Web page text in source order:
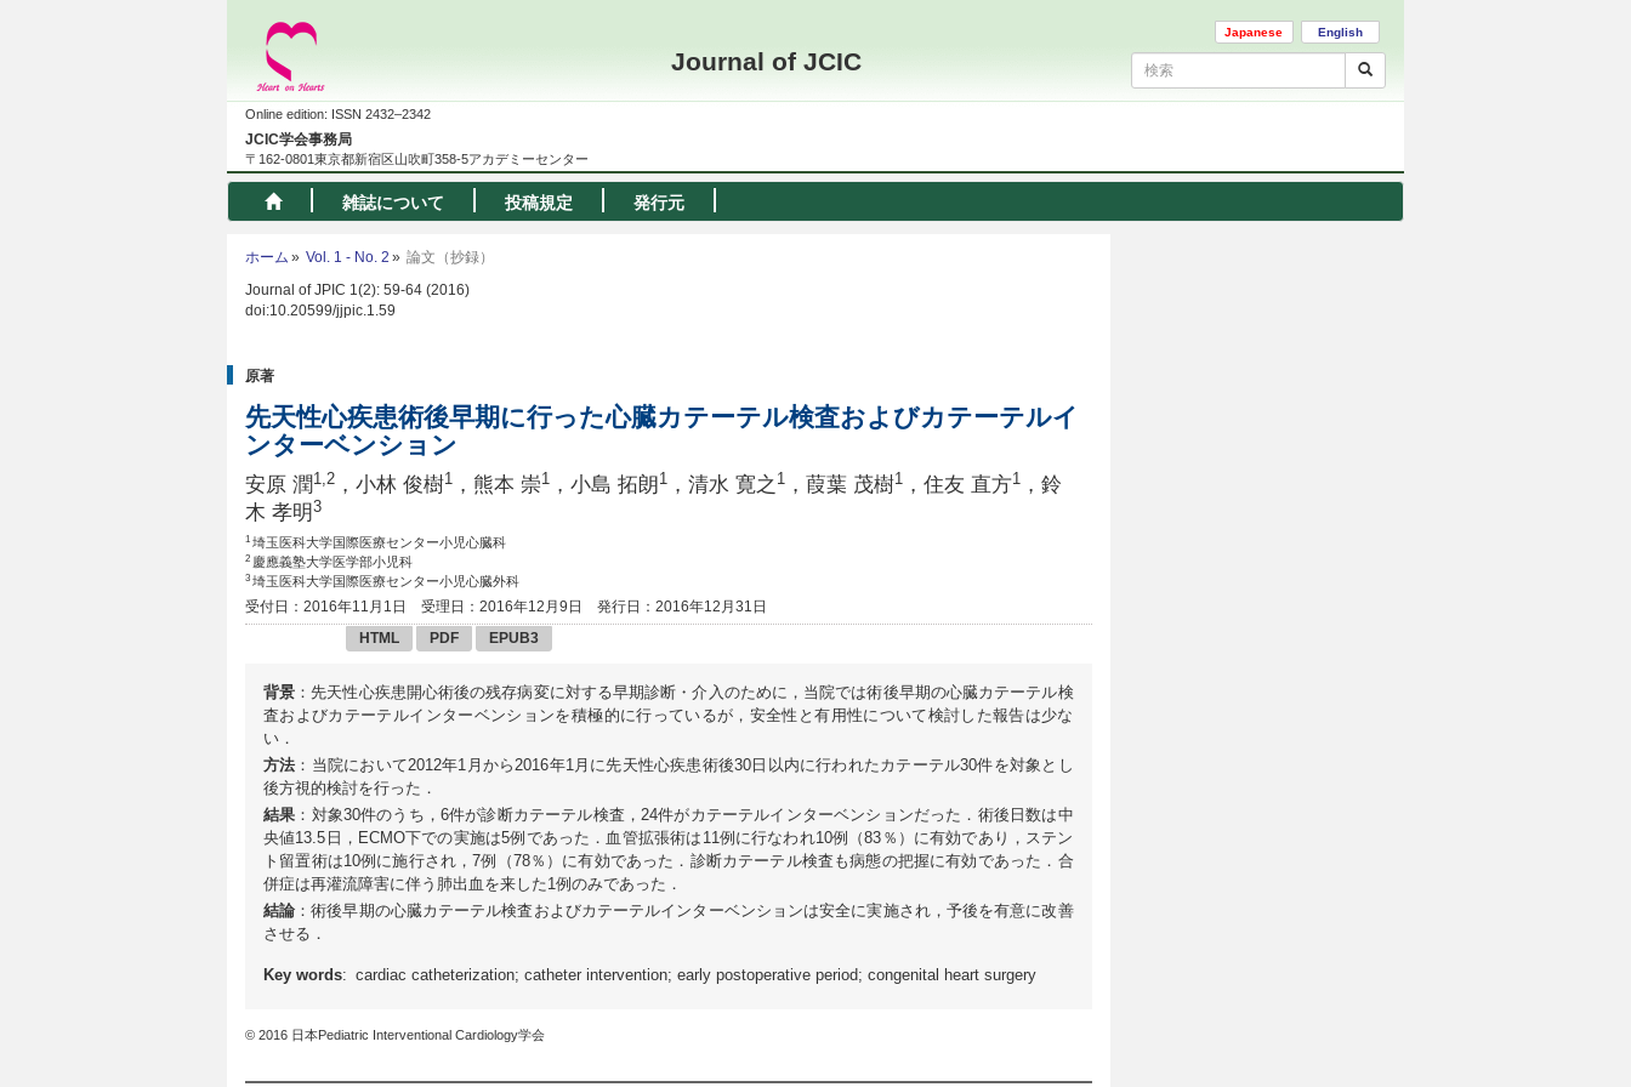
Journal of JCIC
Japanese English
Online edition: ISSN 2432–2342
JCIC学会事務局
〒162-0801東京都新宿区山吹町358-5アカデミーセンター
雑誌について 投稿規定 発行元
ホーム Vol. 1 - No. 2
論文（抄録）
Journal of JPIC 1(2): 59-64 (2016)
doi:10.20599/jjpic.1.59
原著
先天性心疾患術後早期に行った心臓カテーテル検査およびカテーテルイ
ンターベンション
安原 潤 1,2 ，小林 俊樹1 ，熊本 崇1 ，小島 拓朗1 ，清水 寛之 1 ，葭葉 茂樹1 ，住友 直方1
，鈴
木 孝明3
1 埼玉医科大学国際医療センター小児心臓科
2 慶應義塾大学医学部小児科
3 埼玉医科大学国際医療センター小児心臓外科
受付日：2016年11月1日 受理日：2016年12月9日
発行日：2016年12月31日
HTML
PDF EPUB3
背景 ：先天性心疾患開心術後の残存病変に対する早期診断・介入のために，当院では術後早期の心臓カテーテル検
査およびカテーテルインターベンションを積極的に行っているが，安全性と有用性について検討した報告は少な
い．
方法 ：当院において2012年1月から2016年1月に先天性心疾患術後30日以内に行われたカテーテル30件を対象とし
後方視的検討を行った．
結果 ：対象30件のうち，6件が診断カテーテル検査，24件がカテーテルインターベンションだった．術後日数は中
央値13.5日，ECMO下での実施は5例であった．血管拡張術は11例に行なわれ10例（83％）に有効であり，ステン
ト留置術は10例に施行され，7例（78％）に有効であった．診断カテーテル検査も病態の把握に有効であった．合
併症は再灌流障害に伴う肺出血を来した1例のみであった．
結論 ：術後早期の心臓カテーテル検査およびカテーテルインターベンションは安全に実施され，予後を有意に改善
させる．
Key words: cardiac catheterization; catheter intervention; early postoperative period; congenital heart surgery
© 2016 日本Pediatric Interventional Cardiology学会